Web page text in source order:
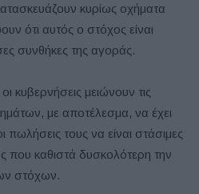
κυρίως οχήματα
ότι αυτός ο στόχος είναι
συνθήκες της αγοράς.
κυβερνήσεις μειώνουν τις
με αποτέλεσμα, να έχει
πωλήσεις τους να είναι στάσιμες
που καθιστά δυσκολότερη την
στόχων.